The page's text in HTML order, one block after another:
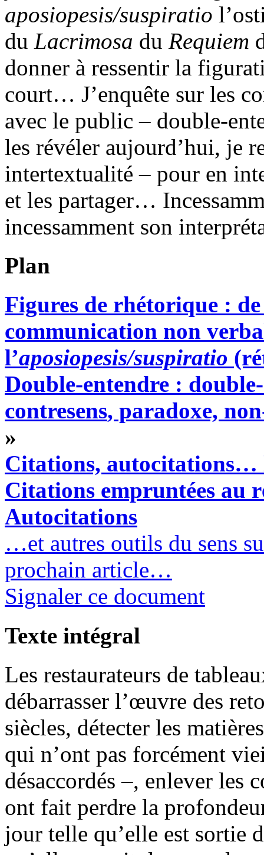
aposiopesis/suspiratio
du Lacrimosa du Requiem
donner à ressentir la
court… J’enquête sur les
avec le public – double-
les révéler aujourd’hui, je
intertextualité – pour en
et les partager…
incessamment son
Plan
Figures de rhétorique :
communication non
l’aposiopesis/suspiratio
Double-entendre :
contresens, paradoxe,
»
Citations, autocitations…
Citations empruntées au
Autocitations
…et autres outils du sens
prochain article…
Signaler ce document
Texte intégral
Les restaurateurs de
débarrasser l’œuvre des
siècles, détecter les
qui n’ont pas forcément
désaccordés –, enlever les
ont fait perdre la
jour telle qu’elle est sortie